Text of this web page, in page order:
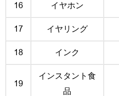
16 イヤホン
17 イヤリング
18 インク
19
インスタント食
品